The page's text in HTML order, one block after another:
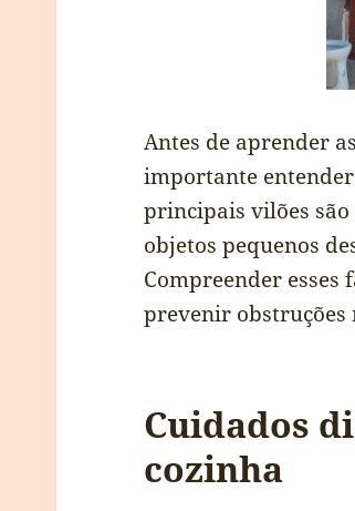
Antes de aprender
importante entender
principais vilões
objetos pequenos
Compreender
prevenir obstruções
Cuidados
cozinha